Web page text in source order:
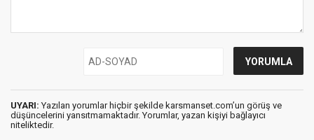
UYARI: Yazılan yorumlar hiçbir şekilde karsmanset.com’un görüş ve
düşüncelerini yansıtmamaktadır. Yorumlar, yazan kişiyi bağlayıcı
niteliktedir.